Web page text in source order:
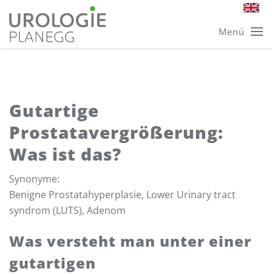
Skip
to
Menü
Gutartige
Prostatavergrößerung:
Was ist das?
Synonyme:
Benigne Prostata­hyperplasie, Lower Urinary tract
syndrom (LUTS), Adenom
Was versteht man unter einer
gutartigen